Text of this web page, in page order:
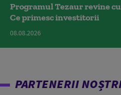
Programul Tezaur revine
Ce primesc investitorii
08.08.2026
PARTENERII